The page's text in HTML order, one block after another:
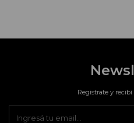
Registrate y recibí